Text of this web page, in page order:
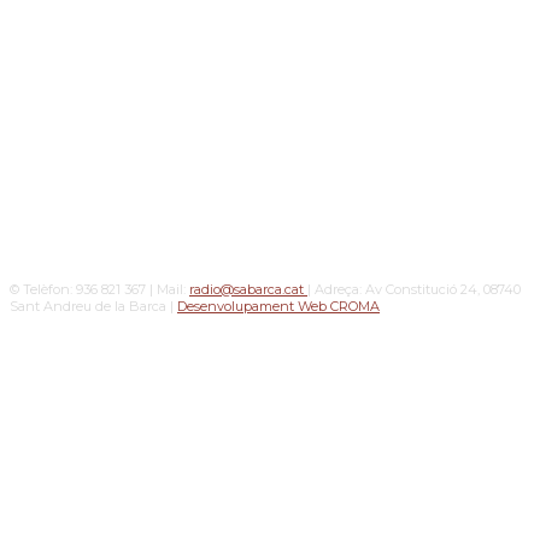
© Telèfon: 936 821 367 | Mail: radio@sabarca.cat | Adreça: Av Constitució 24, 08740
Sant Andreu de la Barca | Desenvolupament Web CROMA